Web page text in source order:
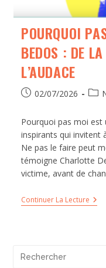
POURQUOI
BEDOS : DE
L’AUDACE
02/07/2026
Pourquoi pas moi est
inspirants qui invitent
Ne pas le faire peut
témoigne Charlotte
victime, avant de
Continuer La Lecture